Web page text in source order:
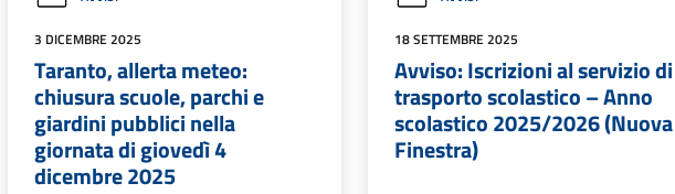
3 DICEMBRE 2025
Taranto, allerta meteo:
chiusura scuole, parchi e
giardini pubblici nella
giornata di giovedì 4
dicembre 2025
18 SETTEMBRE 2025
Avviso: Iscrizioni al servizio di
trasporto scolastico – Anno
scolastico 2025/2026 (Nuova
Finestra)